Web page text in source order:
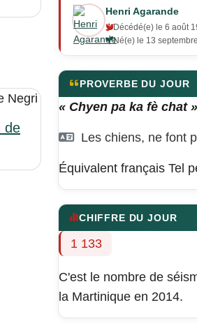
Henri Agarande
Décédé(e) le 6 août
Né(e) le 13
PROVERBE DU JOUR
« Chyen pa ka fè chat »
Les chiens, ne font
Équivalent français Tel
CHIFFRE DU JOUR
1 133
C'est le nombre de
la Martinique en 2014.